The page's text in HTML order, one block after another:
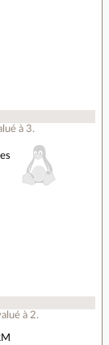
à 3.
à 2.